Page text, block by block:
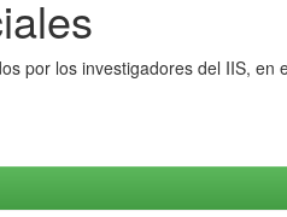
por los investigadores del IIS, en